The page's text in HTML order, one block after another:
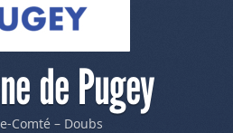
de Pugey
Comté – Doubs